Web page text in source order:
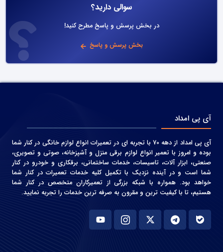
سوالی دارید؟
در بخش پرسش و پاسخ مطرح کنید!
بخش پرسش و پاسخ
آی پی امداد
آی پی امداد از دهه 70 با تجربه ای در تعمیرات انواع لوازم خانگی در کنار شما
بوده و امروز با تعمیر انواع لوازم برقی منزل و آشپزخانه، صوتی و‌ تصویری،
صنعتی، ابزار آلات، تاسیسات، خدمات ساختمانی، برقکاری و خودرو در کنار
شما است و در آینده نزدیک با تکمیل کلیه خدمات تعمیرات در کنار شما
خواهد بود. همواره با شبکه بزرگی از تعمیرکاران متخصص در کنار شما
هستیم، تا با کیفیت ترین و مقرون به صرفه ترین خدمات را تجربه نمایید.